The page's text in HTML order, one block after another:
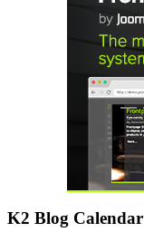
K2 Blog Calendar